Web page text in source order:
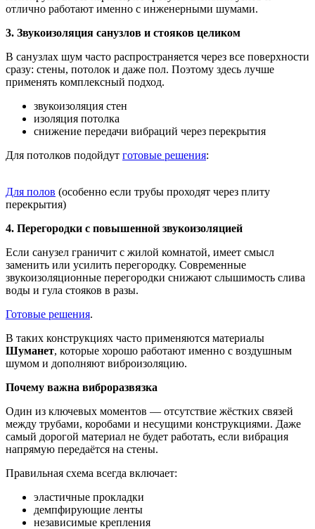
отлично работают именно с инженерными шумами.
3. Звукоизоляция санузлов и стояков целиком
В санузлах шум часто распространяется через все поверхности
сразу: стены, потолок и даже пол. Поэтому здесь лучше
применять комплексный подход.
звукоизоляция стен
изоляция потолка
снижение передачи вибраций через перекрытия
Для потолков подойдут готовые решения:
Для полов (особенно если трубы проходят через плиту
перекрытия)
4. Перегородки с повышенной звукоизоляцией
Если санузел граничит с жилой комнатой, имеет смысл
заменить или усилить перегородку. Современные
звукоизоляционные перегородки снижают слышимость слива
воды и гула стояков в разы.
Готовые решения.
В таких конструкциях часто применяются материалы
Шуманет, которые хорошо работают именно с воздушным
шумом и дополняют виброизоляцию.
Почему важна виброразвязка
Один из ключевых моментов — отсутствие жёстких связей
между трубами, коробами и несущими конструкциями. Даже
самый дорогой материал не будет работать, если вибрация
напрямую передаётся на стены.
Правильная схема всегда включает:
эластичные прокладки
демпфирующие ленты
независимые крепления